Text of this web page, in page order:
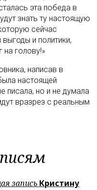
эта победа в
знать ту настоящую
сейчас
и политики,
на голову!»
написав в
настоящей
писала, но и не думала
вразрез с реальным
запись Кристину